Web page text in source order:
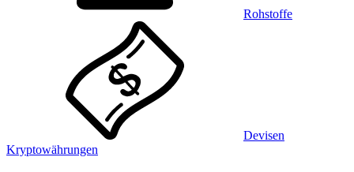
Rohstoffe
Devisen
Kryptowährungen